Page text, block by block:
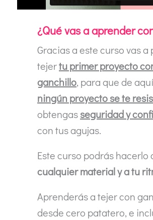
¿Qué vas a aprender
Gracias a este curso vas a
tejertu primer proyecto
ganchillo, para que de
ningún proyecto se te
obtengasseguridad y
con tus agujas.
Este curso podrás hacerlo
cualquier material y a tu
Aprenderás a tejer con
desde cero patatero, e